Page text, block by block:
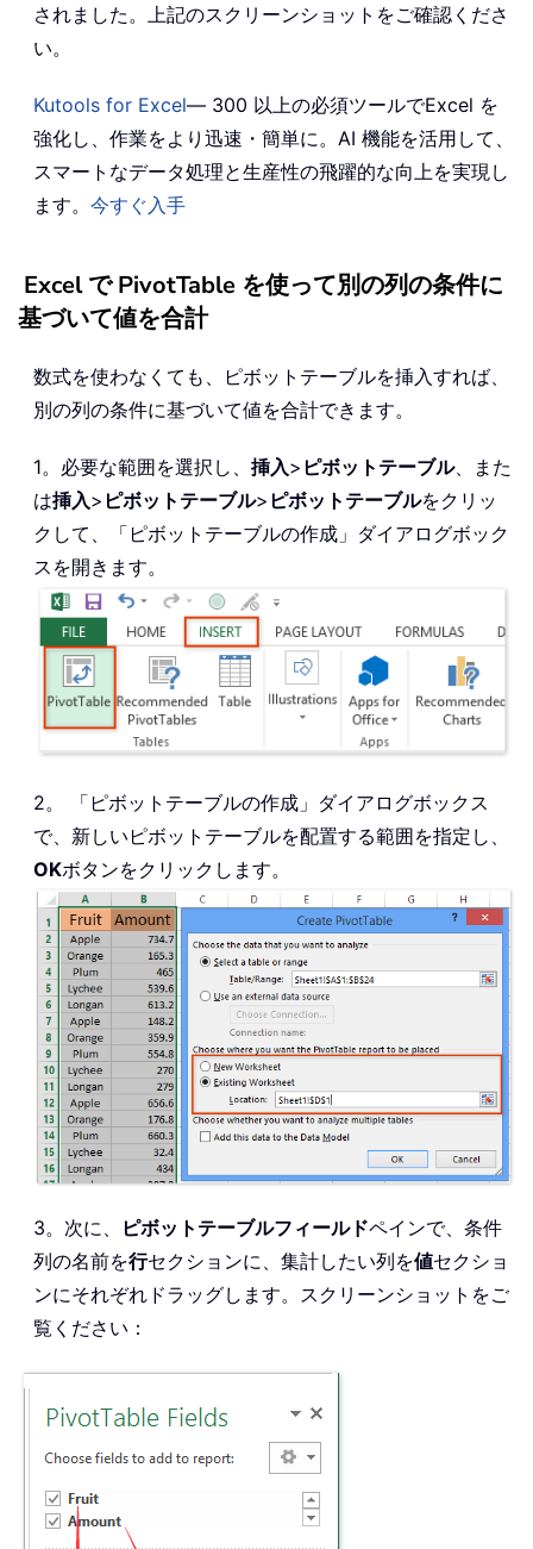
されました。上記のスクリーンショットをご確認くださ
い。
Kutools for Excel— 300 以上の必須ツールでExcel を
強化し、作業をより迅速・簡単に。AI 機能を活用して、
スマートなデータ処理と生産性の飛躍的な向上を実現し
ます。 今すぐ入手
Excel で PivotTable を使って別の列の条件に
基づいて値を合計
数式を使わなくても、ピボットテーブルを挿入すれば、
別の列の条件に基づいて値を合計できます。
1。必要な範囲を選択し、 挿入> ピボットテーブル、また
は挿入> ピボットテーブル> ピボットテーブルをクリッ
クして、「ピボットテーブルの作成」ダイアログボック
スを開きます。
2。 「ピボットテーブルの作成」ダイアログボックス
で、新しいピボットテーブルを配置する範囲を指定し、
OKボタンをクリックします。
3。次に、 ピボットテーブルフィールドペインで、条件
列の名前を行セクションに、集計したい列を値セクショ
ンにそれぞれドラッグします。スクリーンショットをご
覧ください：